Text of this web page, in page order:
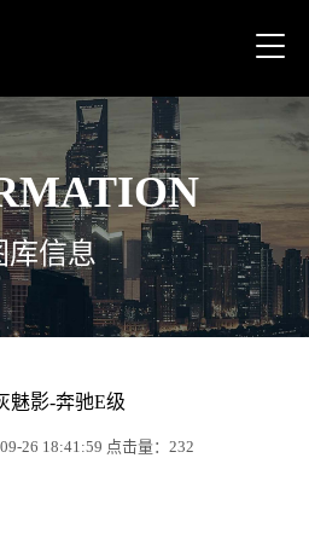
库信息
魅影-奔驰E级
26 18:41:59 点击量：232